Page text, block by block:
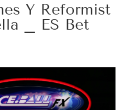
Y Reformist
_ ES Bet